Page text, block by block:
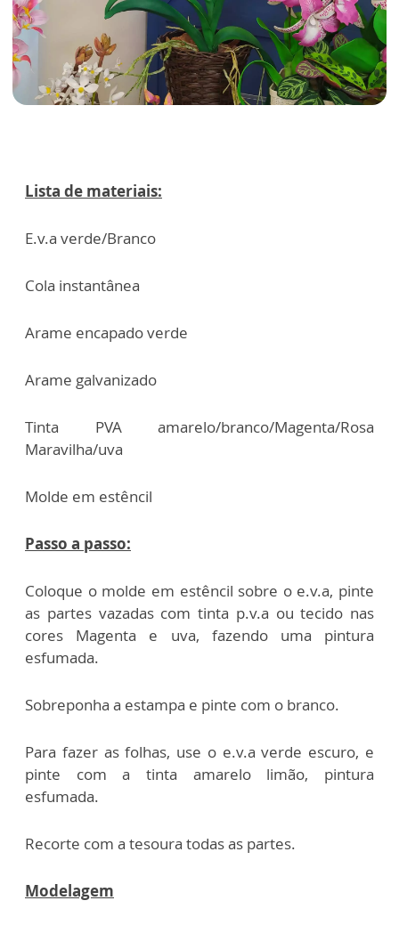
Lista de materiais:
E.v.a verde/Branco
Cola instantânea
Arame encapado verde
Arame galvanizado
Tinta PVA amarelo/branco/Magenta/Rosa
Maravilha/uva
Molde em estêncil
Passo a passo:
Coloque o molde em estêncil sobre o e.v.a, pinte
as partes vazadas com tinta p.v.a ou tecido nas
cores Magenta e uva, fazendo uma pintura
esfumada.
Sobreponha a estampa e pinte com o branco.
Para fazer as folhas, use o e.v.a verde escuro, e
pinte com a tinta amarelo limão, pintura
esfumada.
Recorte com a tesoura todas as partes.
Modelagem